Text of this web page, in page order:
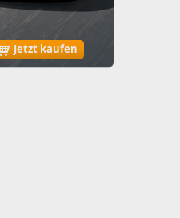
Jetzt kaufen